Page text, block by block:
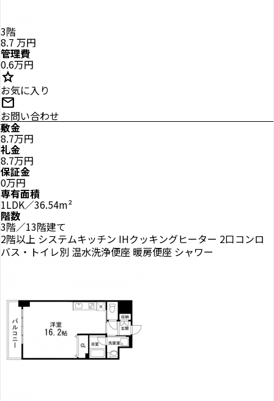
3階
8.7 万円
管理費
0.6万円
star
お気に入り
mail
お問い合わせ
敷金
8.7万円
礼金
8.7万円
保証金
0万円
専有面積
1LDK／36.54m²
階数
3階／13階建て
2階以上 システムキッチン IHクッキングヒーター 2口コンロ
バス・トイレ別 温水洗浄便座 暖房便座 シャワー